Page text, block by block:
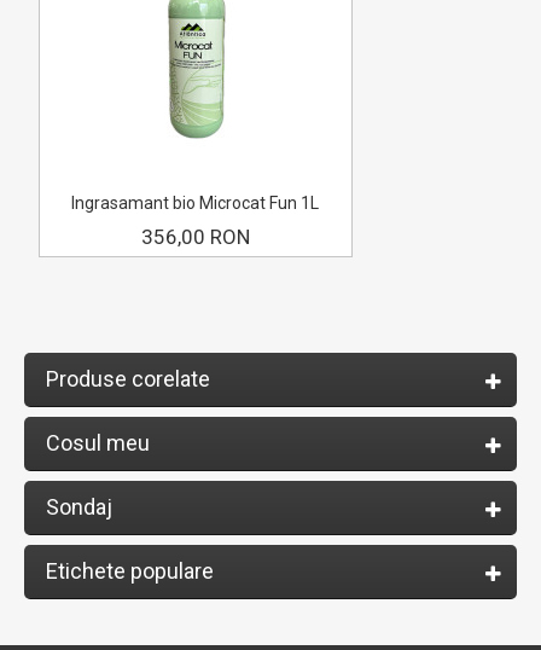
Ingrasamant bio Microcat Fun 1L
356,00 RON
Produse corelate
Cosul meu
Sondaj
Etichete populare